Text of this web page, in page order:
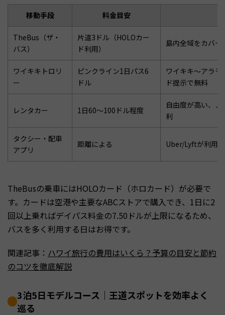
移動手段 料金目安
TheBus（ザ・
バス）
片道3ドル（HOLOカー
ド利用）
島内全域をカバ
ワイキキトロリ
ー
ピンクライン1日パス6
ドル
ワイキキ〜アラ
ド提示で無料
レンタカー 1日60〜100ドル程度
自由度が高い、
利
タクシー・配車
アプリ
距離による Uber/Lyftが利用
TheBusの乗車にはHOLOカード（ホロカード）が必要で
す。カードは空港や主要なABCストアで購入でき、1日に2
回以上乗ればデイパス料金の7.50ドルが上限になるため、
バスを多く利用する日はお得です。
関連記事： ハワイ旅行の費用はいくら？予算の目安と節約
のコツを徹底解説
3泊5日モデルコース｜王道スポットを効率よく
巡る